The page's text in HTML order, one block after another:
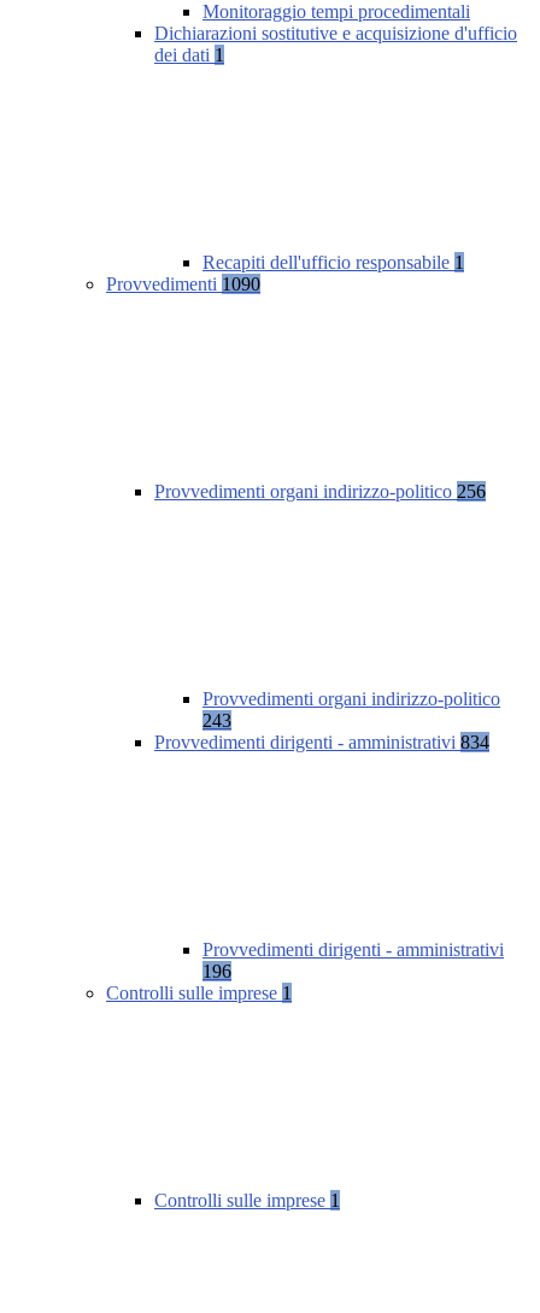
Monitoraggio tempi procedimentali
Dichiarazioni sostitutive e acquisizione d'ufficio
dei dati 1
Recapiti dell'ufficio responsabile 1
Provvedimenti 1090
Provvedimenti organi indirizzo-politico 256
Provvedimenti organi indirizzo-politico
243
Provvedimenti dirigenti - amministrativi 834
Provvedimenti dirigenti - amministrativi
196
Controlli sulle imprese 1
Controlli sulle imprese 1